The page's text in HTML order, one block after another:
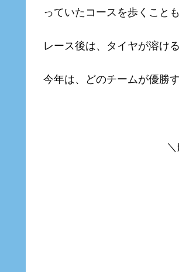
っていたコースを歩くこと
レース後は、タイヤが溶け
今年は、どのチームが優勝